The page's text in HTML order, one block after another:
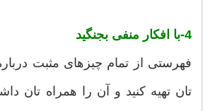
4-با افکار منفی بجنگید
فهرستی از تمام چیزهای مثبت
تان تهیه کنید و آن را همراه تان